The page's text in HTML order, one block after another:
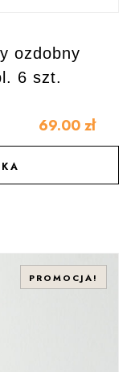
ozdobny
6 szt.
69.00 zł
PROMOCJA!